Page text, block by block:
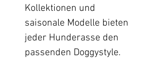
Kollektionen und
saisonale Modelle bieten
jeder Hunderasse den
passenden Doggystyle.